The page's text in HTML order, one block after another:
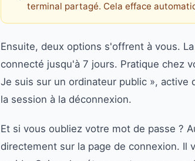
terminal partagé. Cela efface
Ensuite, deux options s'offrent à vous.
connecté jusqu'à 7 jours. Pratique chez
Je suis sur un ordinateur public »,
la session à la déconnexion.
Et si vous oubliez votre mot de passe ?
directement sur la page de connexion. Il